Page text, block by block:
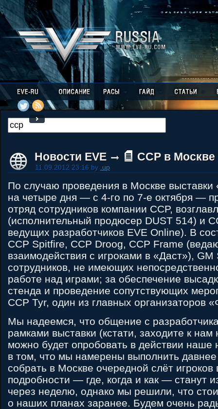
Новости EVE CCP в Москве
11.09.2012 23:16 by .up
По случаю проведения в Москве выставки
на четыре дня — с 4-го по 7-е октября —
отряд сотрудников компании CCP,
(исполнительный продюсер DUST 514) и
ведущих разработчиков EVE Online). В
CCP Spitfire, CCP Droog, CCP Frame
взаимодействия с игроками в «Даст»),
сотрудников, не имеющих
работе над играми; за обеспечение
стенда и проведение сопутствующих
CCP Tyr, один из главных организаторов
Мы надеемся, что общение с
рамками выставки (кстати, заходите к
можно будет опробовать в действии наше
в том, что мы намерены выполнить
собрать в Москве очередной слёт
подробности — где, когда и как — станут
через неделю, однако мы решили, что
о наших планах заранее. Будем очень